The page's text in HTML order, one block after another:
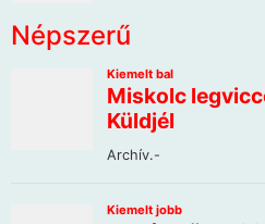
Népszerű